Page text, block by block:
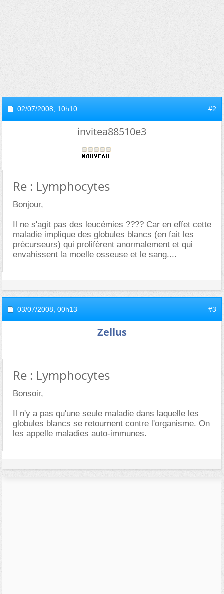
02/07/2008, 10h10 #2
invitea88510e3
Re : Lymphocytes
Bonjour,
Il ne s'agit pas des leucémies ???? Car en effet cette
maladie implique des globules blancs (en fait les
précurseurs) qui prolifèrent anormalement et qui
envahissent la moelle osseuse et le sang....
03/07/2008, 00h13 #3
Zellus
Re : Lymphocytes
Bonsoir,
Il n'y a pas qu'une seule maladie dans laquelle les
globules blancs se retournent contre l'organisme. On
les appelle maladies auto-immunes.